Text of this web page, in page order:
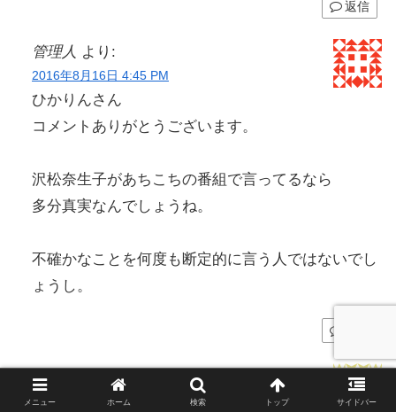
返信
管理人 より:
2016年8月16日 4:45 PM
ひかりんさん
コメントありがとうございます。
沢松奈生子があちこちの番組で言ってるなら
多分真実なんでしょうね。
不確かなことを何度も断定的に言う人ではないでし
ょうし。
キャロッセ より:
2016年8月16日 4:00 PM
メニュー ホーム 検索 トップ サイドバー